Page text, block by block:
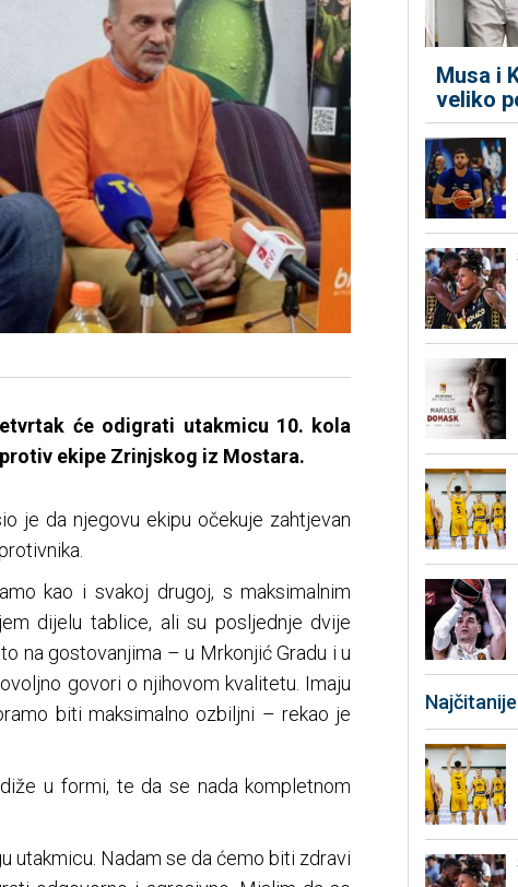
će odigrati utakmicu 10. kola
ekipe Zrinjskog iz Mostara.
je da njegovu ekipu očekuje zahtjevan
kao i svakoj drugoj, s maksimalnim
dijelu tablice, ali su posljednje dvije
na gostovanjima – u Mrkonjić Gradu i u
govori o njihovom kvalitetu. Imaju
biti maksimalno ozbiljni – rekao je
u formi, te da se nada kompletnom
utakmicu. Nadam se da ćemo biti zdravi
Musa i
veliko
Najčitanije